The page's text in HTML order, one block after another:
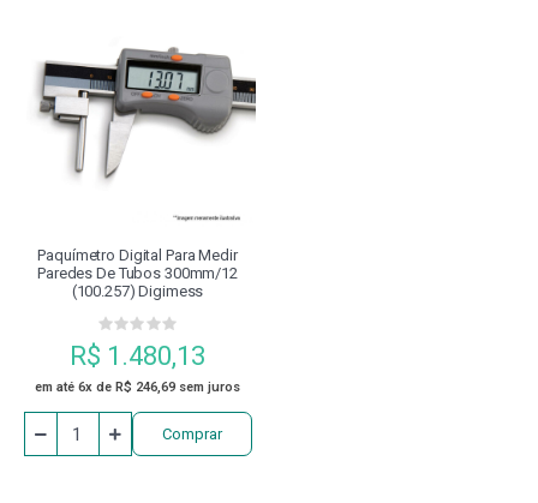
Paquímetro Digital Para Medir
Paredes De Tubos 300mm/12
(100.257) Digimess
R$ 1.480,13
em até 6x de R$ 246,69 sem juros
Comprar